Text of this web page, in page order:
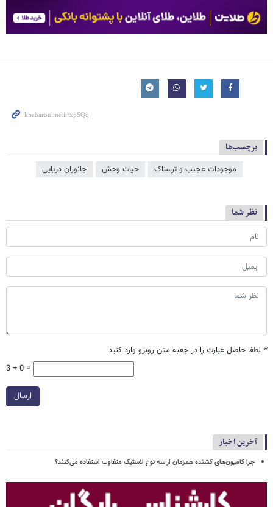
برچسب‌ها
موجودات عجیب و ترسناک حیات وحش جانوران دریایی
نظر شما
* لطفا حاصل عبارت را در جعبه متن روبرو وارد کنید
3 + 0 =
ارسال
آخرین اخبار
چرا کامیون‌های کشنده همزمان از سه نوع لاستیک متفاوت استفاده می‌کنند؟